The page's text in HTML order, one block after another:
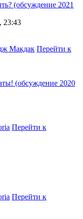
(обсуждение 2021
23:43
Макдак Перейти к
(обсуждение 2020
Перейти к
Перейти к